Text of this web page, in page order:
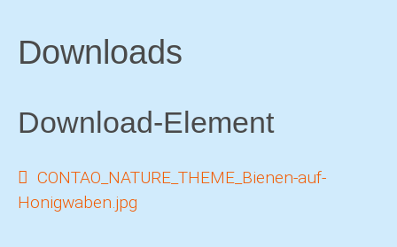
Downloads
Download-Element
CONTAO_NATURE_THEME_Bienen-auf-
Honigwaben.jpg